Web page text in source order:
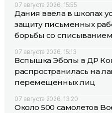
07 августа 2026, 15:55
Дания ввела в школах
защиту письменных
борьбы со списыванием
07 августа 2026, 15:13
Вспышка Эболы в ДР
распространилась на
перемещенных лиц
07 августа 2026, 13:20
Около 500 самолетов